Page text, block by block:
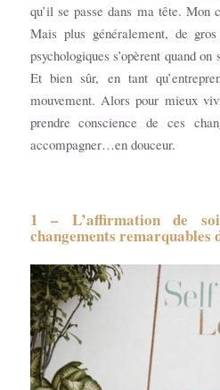
qu’il se passe dans ma tête. Mon
Mais plus généralement, de
psychologiques s’opèrent quand
Et bien sûr, en tant
mouvement. Alors pour mieux
prendre conscience de ces
accompagner…en douceur.
1 – L’affirmation de
changements remarquables